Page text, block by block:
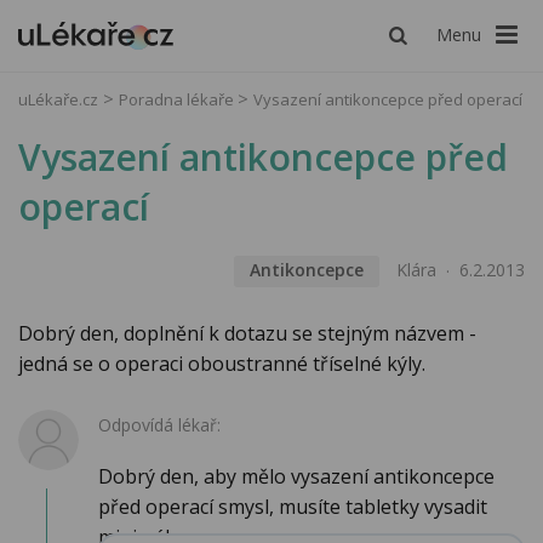
Menu
uLékaře.cz Poradna lékaře Vysazení antikoncepce před operací
Vysazení antikoncepce před
operací
Antikoncepce Klára 6.2.2013
Dobrý den, doplnění k dotazu se stejným názvem -
jedná se o operaci oboustranné tříselné kýly.
Odpovídá lékař:
Dobrý den, aby mělo vysazení antikoncepce
před operací smysl, musíte tabletky vysadit
minimál...